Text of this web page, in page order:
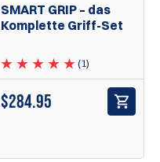
SMART GRIP – das
Komplette Griff-Set
(1)
$284.95